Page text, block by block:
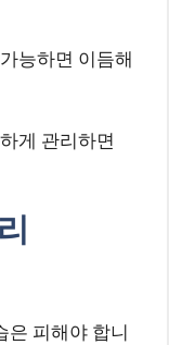
능하면 이듬해
게 관리하면
은 피해야 합니